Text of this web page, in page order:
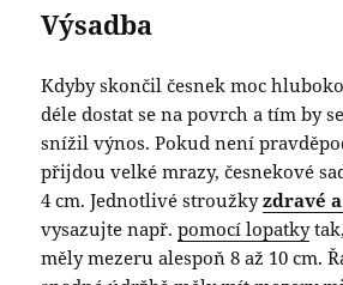
Výsadba
Kdyby skončil česnek moc
déle dostat se na povrch a tím by
snížil výnos. Pokud není
přijdou velké mrazy, česnekové
4 cm. Jednotlivé stroužkyzdravé
vysazujte např.pomocí lopatky
měly mezeru alespoň 8 až 10 cm.